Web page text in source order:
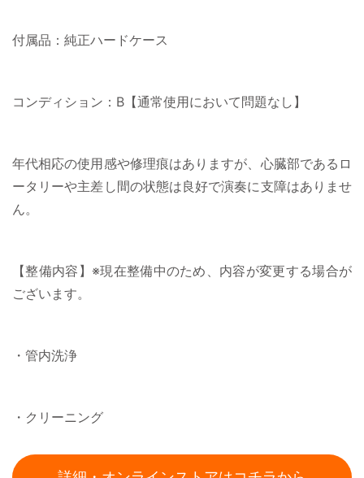
付属品：純正ハードケース
コンディション：B【通常使用において問題なし】
年代相応の使用感や修理痕はありますが、心臓部であるロ
ータリーや主差し間の状態は良好で演奏に支障はありませ
ん。
【整備内容】※現在整備中のため、内容が変更する場合が
ございます。
・管内洗浄
・クリーニング